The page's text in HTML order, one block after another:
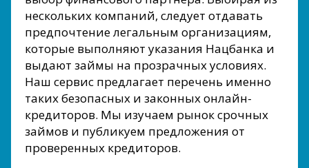
нескольких компаний, следует отдавать
предпочтение легальным организациям,
которые выполняют указания Нацбанка и
выдают займы на прозрачных условиях.
Наш сервис предлагает перечень именно
таких безопасных и законных онлайн-
кредиторов. Мы изучаем рынок срочных
займов и публикуем предложения от
проверенных кредиторов.